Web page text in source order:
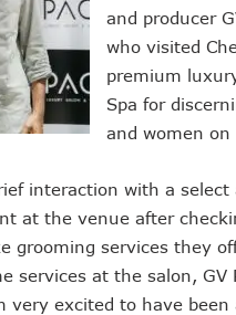
and producer
who visited
premium
Spa for
and women on
interaction with a select
at the venue after
grooming services they
services at the salon, GV
very excited to have been